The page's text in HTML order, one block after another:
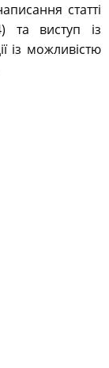
статті
та виступ із
із можливістю